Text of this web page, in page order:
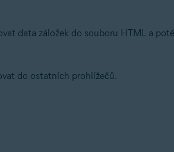
data záložek do souboru HTML a
do ostatních prohlížečů.